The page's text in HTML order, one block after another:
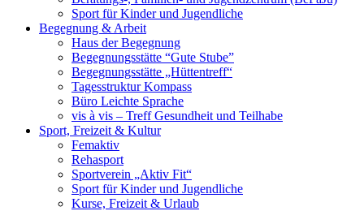
Sport für Kinder und Jugendliche
Begegnung & Arbeit
Haus der Begegnung
Begegnungsstätte “Gute Stube”
Begegnungsstätte „Hüttentreff“
Tagesstruktur Kompass
Büro Leichte Sprache
vis à vis – Treff Gesundheit und Teilhabe
Sport, Freizeit & Kultur
Femaktiv
Rehasport
Sportverein „Aktiv Fit“
Sport für Kinder und Jugendliche
Kurse, Freizeit & Urlaub